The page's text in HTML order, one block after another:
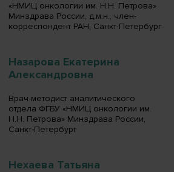
«НМИЦ онкологии им. Н.Н. Петрова»
Минздрава России, д.м.н., член-
корреспондент РАН, Санкт-Петербург
Назарова Екатерина
Александровна
Врач-методист аналитического
отдела ФГБУ «НМИЦ онкологии им.
Н.Н. Петрова» Минздрава России,
Санкт-Петербург
Нехаева Татьяна